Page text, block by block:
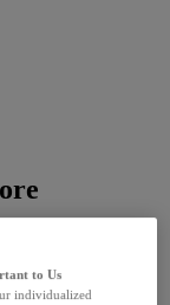
to Us
individualized